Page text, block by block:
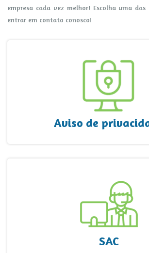
empresa cada vez melhor! Escolha uma
entrar em contato conosco!
Aviso de
SAC